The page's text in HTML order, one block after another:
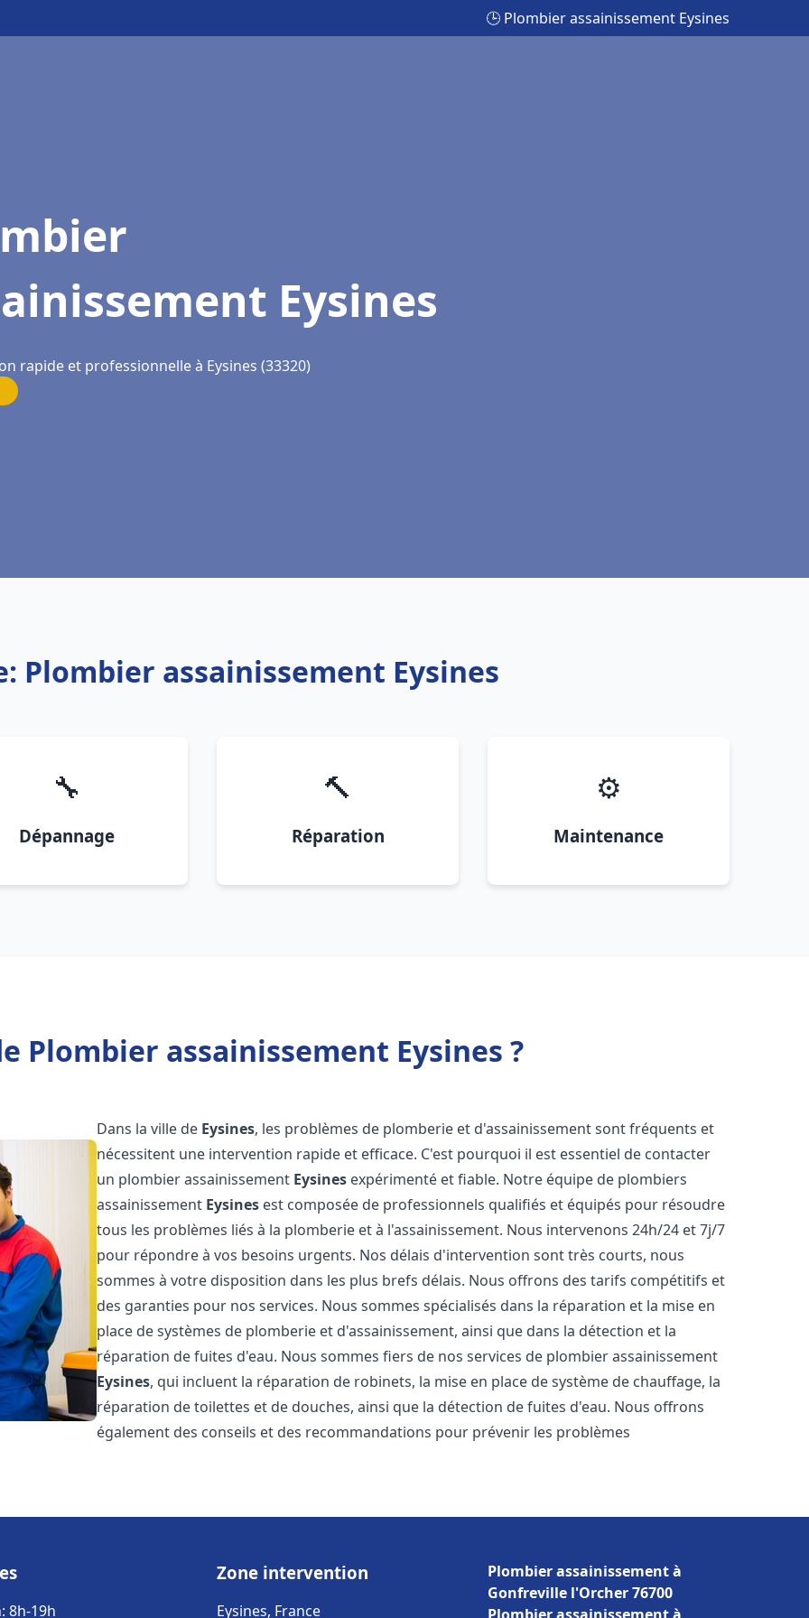
🕒 Plombier assainissement Eysines
Eysines
rapide et professionnelle à Eysines (33320)
Plombier assainissement Eysines
🔧
Dépannage
🔨
Réparation
⚙️
Maintenance
Plombier assainissement Eysines ?
Dans la ville de Eysines, les problèmes de plomberie et d'assainissement sont fréquents et
nécessitent une intervention rapide et efficace. C'est pourquoi il est essentiel de contacter
un plombier assainissement Eysines expérimenté et fiable. Notre équipe de plombiers
assainissement Eysines est composée de professionnels qualifiés et équipés pour résoudre
tous les problèmes liés à la plomberie et à l'assainissement. Nous intervenons 24h/24 et 7j/7
pour répondre à vos besoins urgents. Nos délais d'intervention sont très courts, nous
sommes à votre disposition dans les plus brefs délais. Nous offrons des tarifs compétitifs et
des garanties pour nos services. Nous sommes spécialisés dans la réparation et la mise en
place de systèmes de plomberie et d'assainissement, ainsi que dans la détection et la
réparation de fuites d'eau. Nous sommes fiers de nos services de plombier assainissement
Eysines, qui incluent la réparation de robinets, la mise en place de système de chauffage, la
réparation de toilettes et de douches, ainsi que la détection de fuites d'eau. Nous offrons
également des conseils et des recommandations pour prévenir les problèmes
8h-19h
Zone intervention
Eysines, France
Plombier assainissement à
Gonfreville l'Orcher 76700